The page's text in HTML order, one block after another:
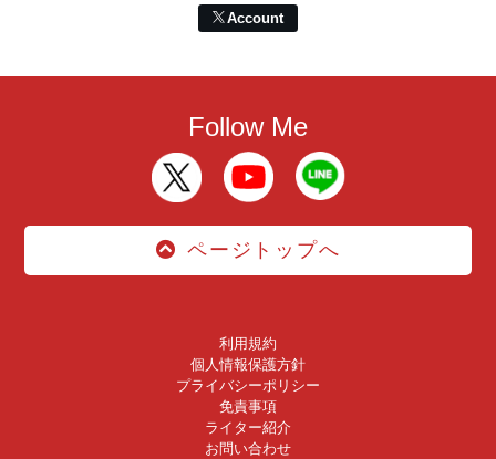
Account
Follow Me
ページトップへ
利用規約
個人情報保護方針
プライバシーポリシー
免責事項
ライター紹介
お問い合わせ